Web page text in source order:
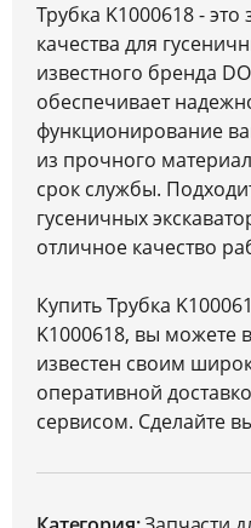
Трубка K1000618 - это
качества для
известного бренда
обеспечивает
функционирование
из прочного
срок службы.
гусеничных
отличное качество
Купить Трубка
K1000618, вы можете
известен своим
оперативной
сервисом. Сделайте